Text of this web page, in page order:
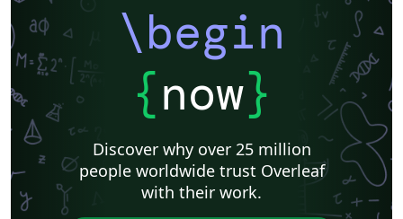
\begin
{now}
Discover why over 25 million
people worldwide trust Overleaf
with their work.